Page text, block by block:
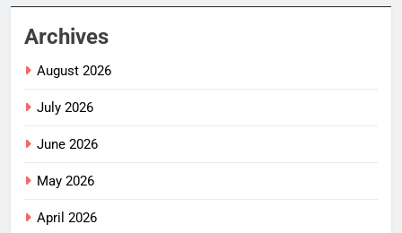
Archives
August 2026
July 2026
June 2026
May 2026
April 2026